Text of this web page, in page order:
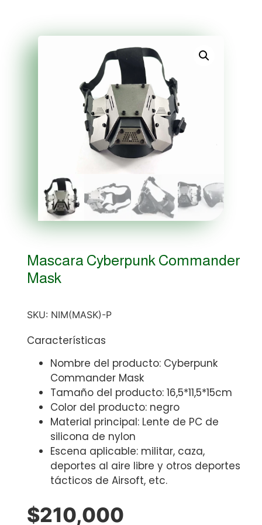
Mascara Cyberpunk Commander
Mask
SKU: NIM(MASK)-P
Características
Nombre del producto: Cyberpunk
Commander Mask
Tamaño del producto: 16,5*11,5*15cm
Color del producto: negro
Material principal: Lente de PC de
silicona de nylon
Escena aplicable: militar, caza,
deportes al aire libre y otros deportes
tácticos de Airsoft, etc.
$210,000